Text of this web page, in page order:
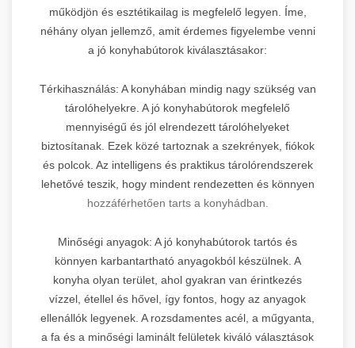
működjön és esztétikailag is megfelelő legyen. Íme,
néhány olyan jellemző, amit érdemes figyelembe venni
a jó konyhabútorok kiválasztásakor:
Térkihasználás: A konyhában mindig nagy szükség van
tárolóhelyekre. A jó konyhabútorok megfelelő
mennyiségű és jól elrendezett tárolóhelyeket
biztosítanak. Ezek közé tartoznak a szekrények, fiókok
és polcok. Az intelligens és praktikus tárolórendszerek
lehetővé teszik, hogy mindent rendezetten és könnyen
hozzáférhetően tarts a konyhádban.
Minőségi anyagok: A jó konyhabútorok tartós és
könnyen karbantartható anyagokból készülnek. A
konyha olyan terület, ahol gyakran van érintkezés
vízzel, étellel és hővel, így fontos, hogy az anyagok
ellenállók legyenek. A rozsdamentes acél, a műgyanta,
a fa és a minőségi laminált felületek kiváló választások